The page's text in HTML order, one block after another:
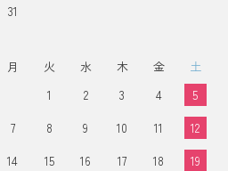
31
月 火 水 木 金
土
1
2 3 4
5
7 8 9 10 11
12
14 15 16 17 18
19